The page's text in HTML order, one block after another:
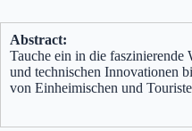
Abstract:
Tauche ein in die faszinierende
und technischen Innovationen
von Einheimischen und